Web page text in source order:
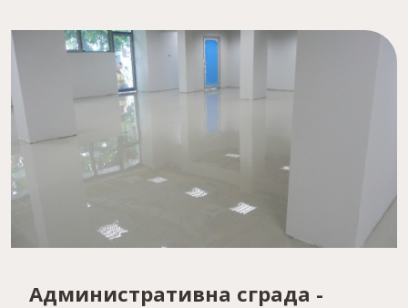
Административна сграда -